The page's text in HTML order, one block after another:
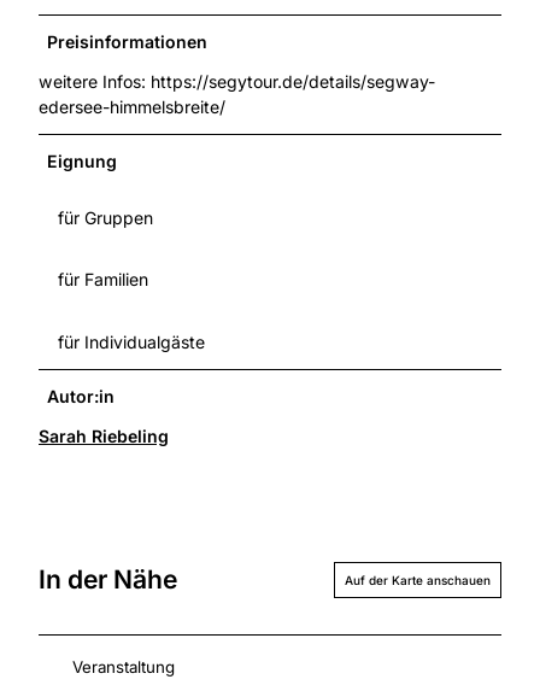
Preisinformationen
weitere Infos: https://segytour.de/details/segway-
edersee-himmelsbreite/
Eignung
für Gruppen
für Familien
für Individualgäste
Autor:in
Sarah Riebeling
In der Nähe Auf der Karte anschauen
Veranstaltung